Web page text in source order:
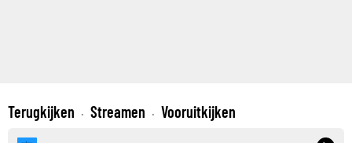
Terugkijken · Streamen · Vooruitkijken